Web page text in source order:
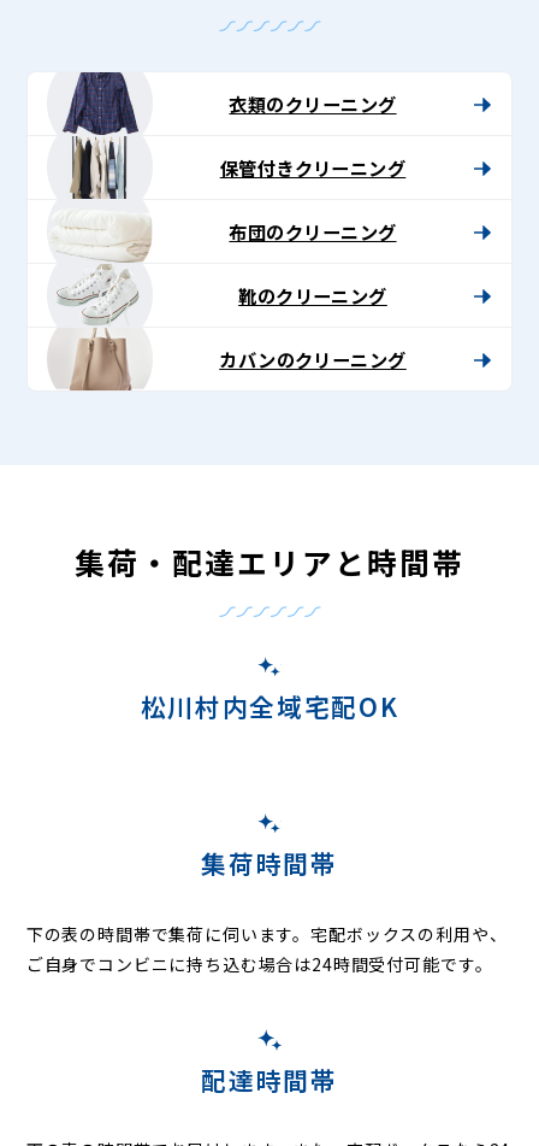
ト〉
衣類のクリーニング
保管付きクリーニング
布団のクリーニング
靴のクリーニング
カバンのクリーニング
集荷・配達エリアと時間帯
松川村内全域宅配OK
集荷時間帯
下の表の時間帯で集荷に伺います。宅配ボックスの利用や、
ご自身でコンビニに持ち込む場合は24時間受付可能です。
配達時間帯